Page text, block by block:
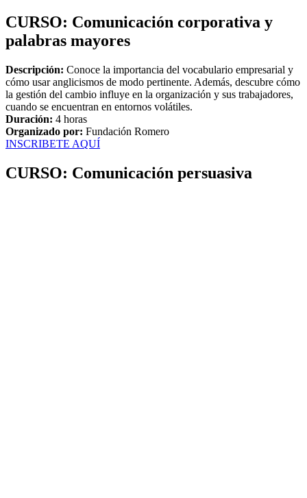
CURSO: Comunicación corporativa y
palabras mayores
Descripción: Conoce la importancia del vocabulario empresarial y
cómo usar anglicismos de modo pertinente. Además, descubre cómo
la gestión del cambio influye en la organización y sus trabajadores,
cuando se encuentran en entornos volátiles.
Duración: 4 horas
Organizado por: Fundación Romero
INSCRIBETE AQUÍ
CURSO: Comunicación persuasiva